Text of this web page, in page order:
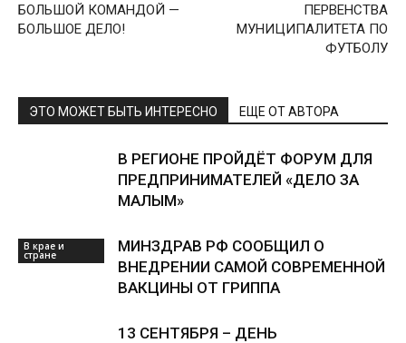
БОЛЬШОЙ КОМАНДОЙ —
БОЛЬШОЕ ДЕЛО!
ПЕРВЕНСТВА
МУНИЦИПАЛИТЕТА ПО
ФУТБОЛУ
ЭТО МОЖЕТ БЫТЬ ИНТЕРЕСНО ЕЩЕ ОТ АВТОРА
В крае и
стране
В РЕГИОНЕ ПРОЙДЁТ ФОРУМ ДЛЯ
ПРЕДПРИНИМАТЕЛЕЙ «ДЕЛО ЗА
МАЛЫМ»
МИНЗДРАВ РФ СООБЩИЛ О
ВНЕДРЕНИИ САМОЙ СОВРЕМЕННОЙ
ВАКЦИНЫ ОТ ГРИППА
13 СЕНТЯБРЯ – ДЕНЬ